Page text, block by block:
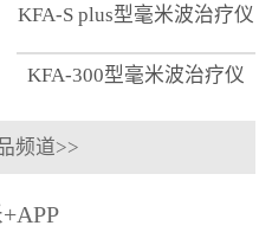
KFA-S plus型毫米波治疗仪
KFA-300型毫米波治疗仪
频道>>